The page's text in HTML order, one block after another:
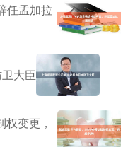
任孟加拉
大臣
变更，